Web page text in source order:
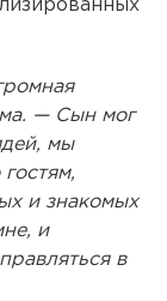
— Сын мог
мы
и знакомых
и
в